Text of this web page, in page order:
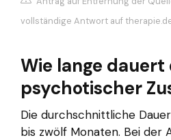
vollständige Antwort auf
Wie lange dauert
psychotischer
Die durchschnittliche
bis zwölf Monaten. Bei der